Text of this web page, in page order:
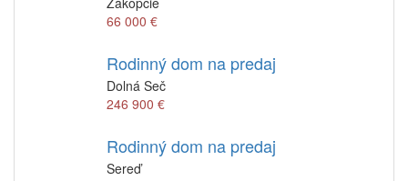
66 000 €
Rodinný dom na predaj
Dolná Seč
246 900 €
Rodinný dom na predaj
Sereď